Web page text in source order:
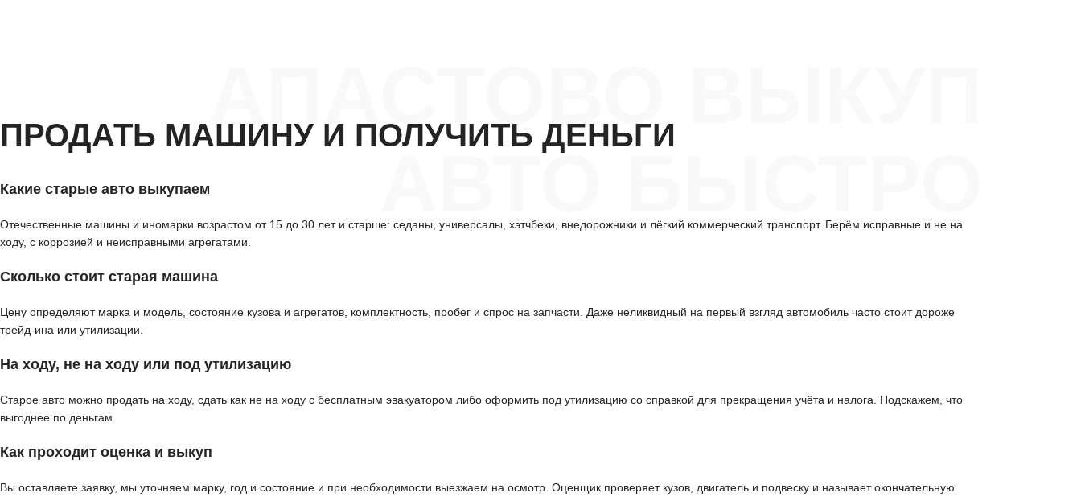
АВТО БЫСТРО
ПРОДАТЬ МАШИНУ И ПОЛУЧИТЬ ДЕНЬГИ
Какие старые авто выкупаем
Отечественные машины и иномарки возрастом от 15 до 30 лет и старше: седаны, универсалы, хэтчбеки, внедорожники и лёгкий коммерческий транспорт. Берём исправные и не на
ходу, с коррозией и неисправными агрегатами.
Сколько стоит старая машина
Цену определяют марка и модель, состояние кузова и агрегатов, комплектность, пробег и спрос на запчасти. Даже неликвидный на первый взгляд автомобиль часто стоит дороже
трейд-ина или утилизации.
На ходу, не на ходу или под утилизацию
Старое авто можно продать на ходу, сдать как не на ходу с бесплатным эвакуатором либо оформить под утилизацию со справкой для прекращения учёта и налога. Подскажем, что
выгоднее по деньгам.
Как проходит оценка и выкуп
Вы оставляете заявку, мы уточняем марку, год и состояние и при необходимости выезжаем на осмотр. Оценщик проверяет кузов, двигатель и подвеску и называет окончательную